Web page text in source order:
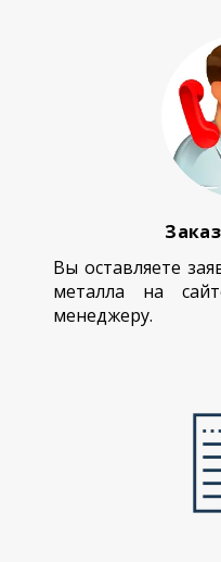
Вы оставляете
металла на
менеджеру.